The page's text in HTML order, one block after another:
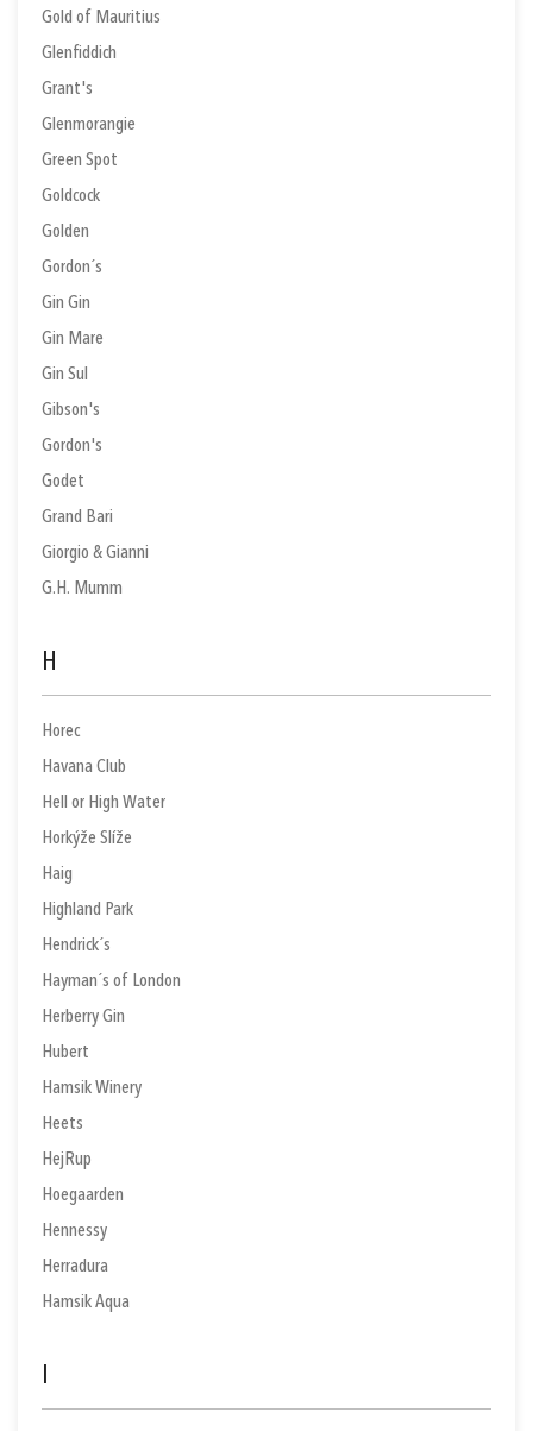
Gold of Mauritius
Glenfiddich
Grant's
Glenmorangie
Green Spot
Goldcock
Golden
Gordon´s
Gin Gin
Gin Mare
Gin Sul
Gibson's
Gordon's
Godet
Grand Bari
Giorgio & Gianni
G.H. Mumm
H
Horec
Havana Club
Hell or High Water
Horkýže Slíže
Haig
Highland Park
Hendrick´s
Hayman´s of London
Herberry Gin
Hubert
Hamsik Winery
Heets
HejRup
Hoegaarden
Hennessy
Herradura
Hamsik Aqua